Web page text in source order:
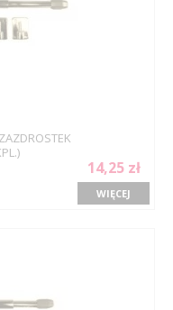
14,25 zł
WIĘCEJ